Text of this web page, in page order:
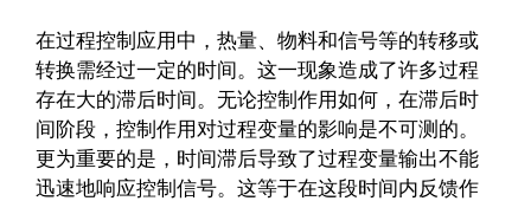
在过程控制应用中，热量、物料和信号等的转移或
转换需经过一定的时间。这一现象造成了许多过程
存在大的滞后时间。无论控制作用如何，在滞后时
间阶段，控制作用对过程变量的影响是不可测的。
更为重要的是，时间滞后导致了过程变量输出不能
迅速地响应控制信号。这等于在这段时间内反馈作